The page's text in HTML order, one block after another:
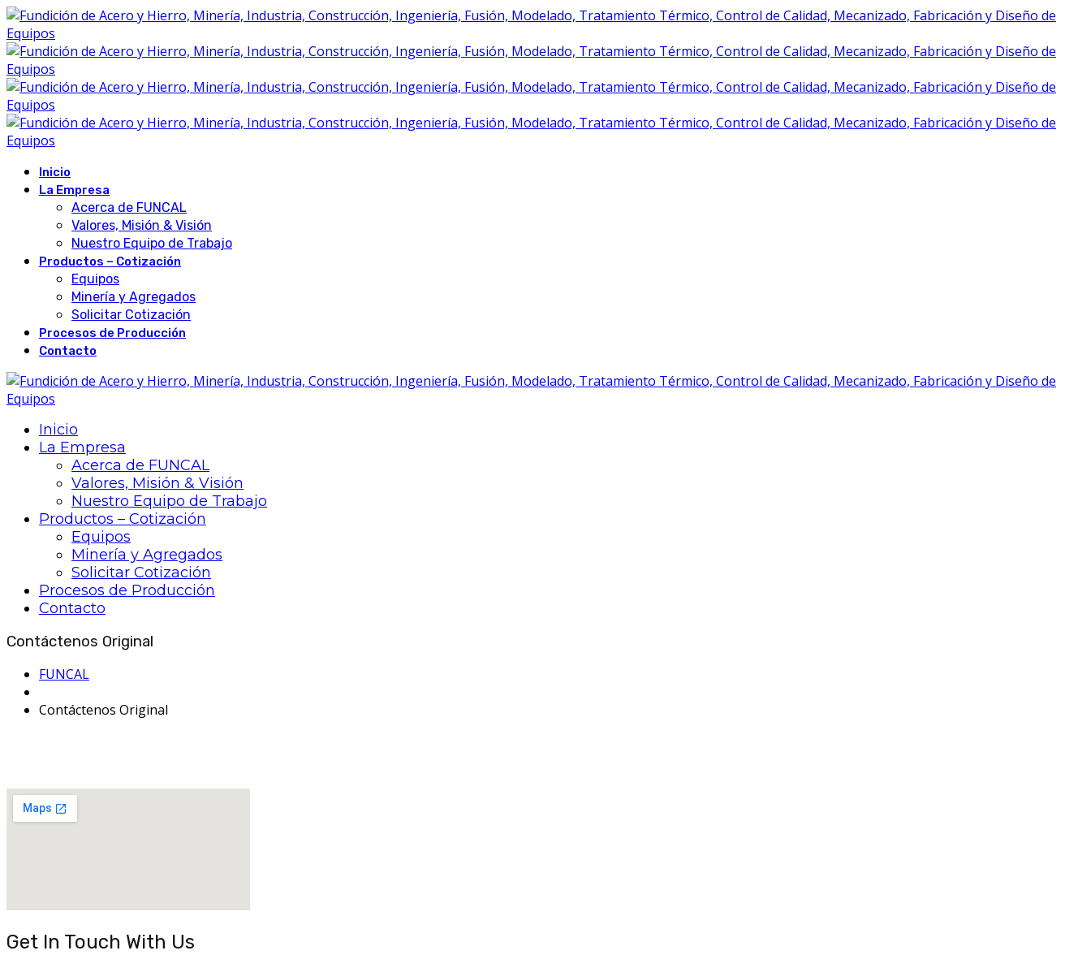
Inicio
La Empresa
Acerca de FUNCAL
Valores, Misión & Visión
Nuestro Equipo de Trabajo
Productos – Cotización
Equipos
Minería y Agregados
Solicitar Cotización
Procesos de Producción
Contacto
Inicio
La Empresa
Acerca de FUNCAL
Valores, Misión & Visión
Nuestro Equipo de Trabajo
Productos – Cotización
Equipos
Minería y Agregados
Solicitar Cotización
Procesos de Producción
Contacto
Contáctenos Original
FUNCAL
Contáctenos Original
Get In Touch With Us